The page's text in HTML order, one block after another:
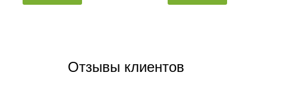
Отзывы клиентов